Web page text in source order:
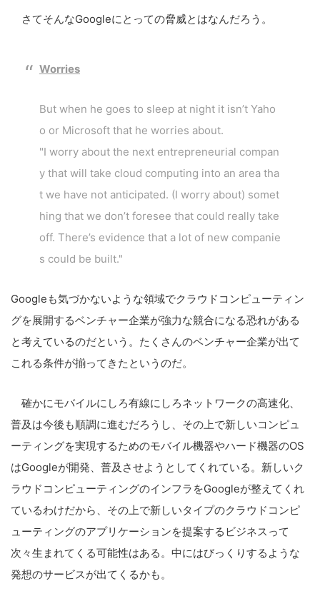
さてそんなGoogleにとっての脅威とはなんだろう。
Worries
But when he goes to sleep at night it isn’t Yaho
o or Microsoft that he worries about.
"I worry about the next entrepreneurial compan
y that will take cloud computing into an area tha
t we have not anticipated. (I worry about) somet
hing that we don’t foresee that could really take
off. There’s evidence that a lot of new companie
s could be built."
Googleも気づかないような領域でクラウドコンピューティン
グを展開するベンチャー企業が強力な競合になる恐れがある
と考えているのだという。たくさんのベンチャー企業が出て
これる条件が揃ってきたというのだ。
確かにモバイルにしろ有線にしろネットワークの高速化、
普及は今後も順調に進むだろうし、その上で新しいコンピュ
ーティングを実現するためのモバイル機器やハード機器のOS
はGoogleが開発、普及させようとしてくれている。新しいク
ラウドコンピューティングのインフラをGoogleが整えてくれ
ているわけだから、その上で新しいタイプのクラウドコンピ
ューティングのアプリケーションを提案するビジネスって
次々生まれてくる可能性はある。中にはびっくりするような
発想のサービスが出てくるかも。
こ
の
サ
イ
ト
を
検
索